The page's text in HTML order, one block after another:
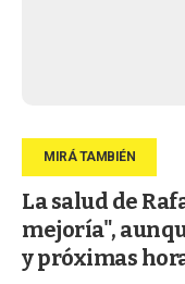
La salud de
mejoría",
y próximas